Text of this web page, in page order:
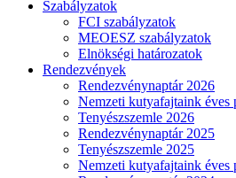
Szabályzatok
FCI szabályzatok
MEOESZ szabályzatok
Elnökségi határozatok
Rendezvények
Rendezvénynaptár 2026
Nemzeti kutyafajtaink éves
Tenyészszemle 2026
Rendezvénynaptár 2025
Tenyészszemle 2025
Nemzeti kutyafajtaink éves